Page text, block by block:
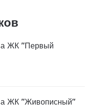
ЖК "Первый
ЖК "Живописный"